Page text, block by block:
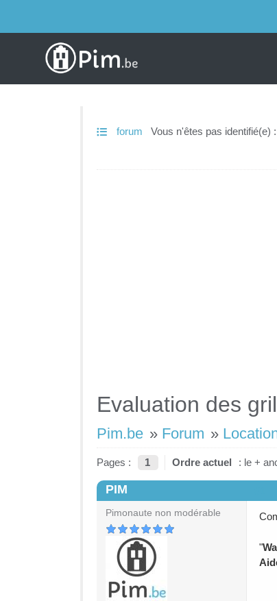
forum Vous n'êtes pas identifié(e) :
Evaluation des
Pim.be » Forum »
Pages : 1 Ordre actuel : le +
PIM
Pimonaute non modérable
"